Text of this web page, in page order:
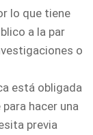
lo que tiene
a la par
o
está obligada
hacer una
previa